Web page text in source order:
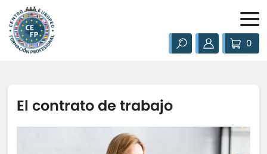
0
El contrato de trabajo